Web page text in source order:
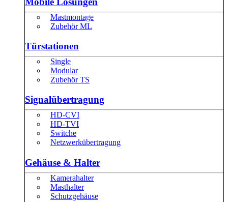
Mastmontage
Zubehör ML
Türstationen
Single
Modular
Zubehör TS
Signalübertragung
HD-CVI
HD-TVI
Switche
Netzwerkübertragung
Gehäuse & Halter
Kamerahalter
Masthalter
Schutzgehäuse